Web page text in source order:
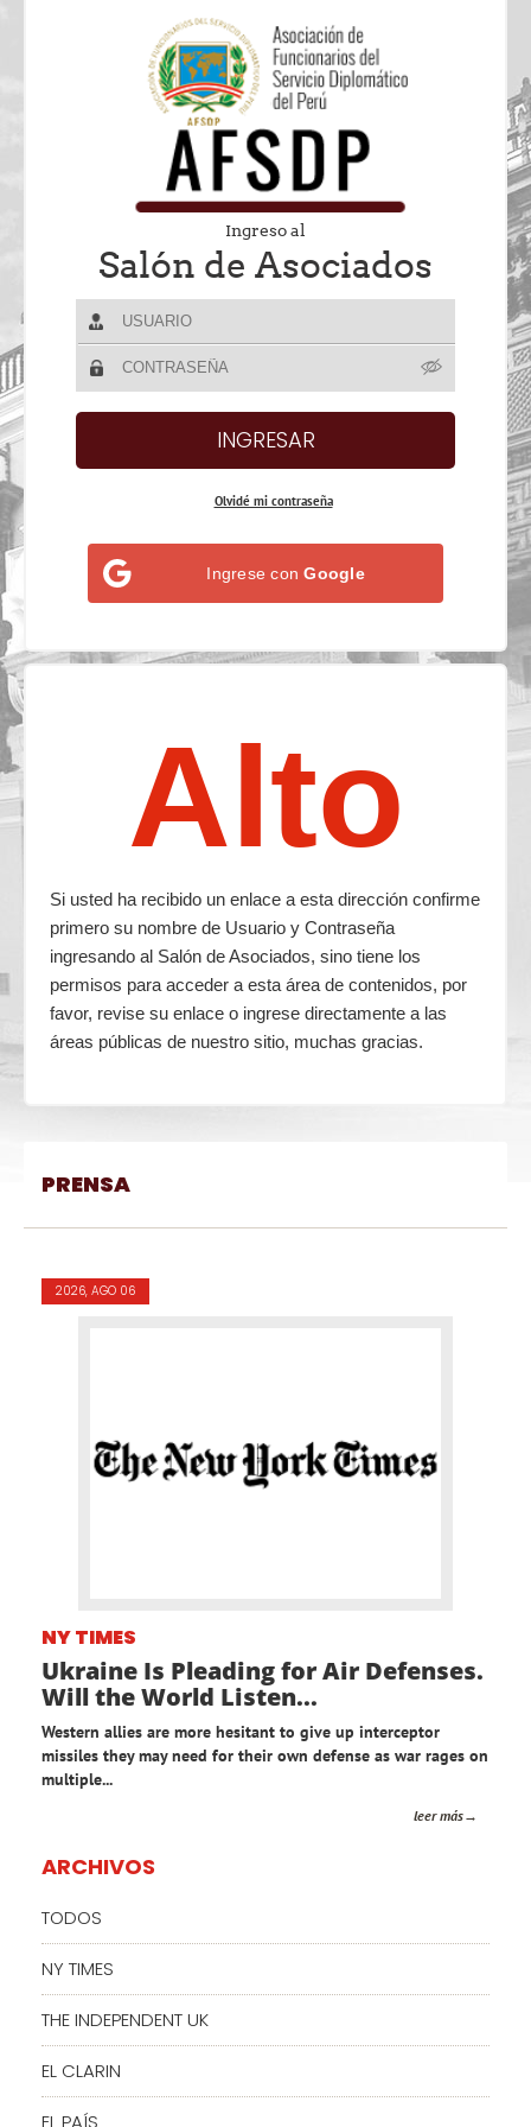
Ingreso al
Salón de Asociados
Olvidé mi contraseña
Ingrese conGoogle
Alto
Si usted ha recibido un enlace a esta dirección confirme
primero su nombre de Usuario y Contraseña
ingresando al Salón de Asociados, sino tiene los
permisos para acceder a esta área de contenidos, por
favor, revise su enlace o ingrese directamente a las
áreas públicas de nuestro sitio, muchas gracias.
PRENSA
2026, AGO 06
NY TIMES
Ukraine Is Pleading for Air Defenses.
Will the World Listen...
Western allies are more hesitant to give up interceptor
missiles they may need for their own defense as war rages on
multiple...
leer más
ARCHIVOS
TODOS
NY TIMES
THE INDEPENDENT UK
EL CLARIN
EL PAÍS